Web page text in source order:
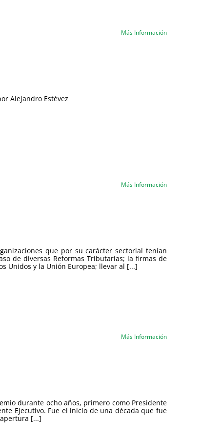
Más Información
Alejandro Estévez
Más Información
que por su carácter sectorial tenían
de diversas Reformas Tributarias; la firmas de
Unidos y la Unión Europea; llevar al [...]
Más Información
durante ocho años, primero como Presidente
Ejecutivo. Fue el inicio de una década que fue
[...]